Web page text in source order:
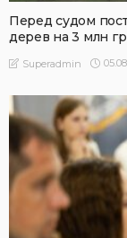
Перед судом
дерев на 3 млн
Superadmin